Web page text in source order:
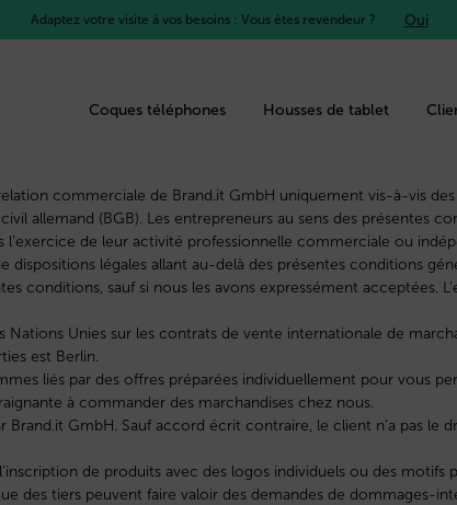
Adaptez votre visite à vos besoins : Vous êtes revendeur ? Oui
Coques téléphones Housses de tablet
commerciale de Brand.it GmbH uniquement vis-à-vis
allemand (BGB). Les entrepreneurs au sens des présentes
de leur activité professionnelle commerciale ou
légales allant au-delà des présentes conditions
conditions, sauf si nous les avons expressément acceptées.
Nations Unies sur les contrats de vente internationale de
est Berlin.
liés par des offres préparées individuellement pour vous
à commander des marchandises chez nous.
Brand.it GmbH. Sauf accord écrit contraire, le client n’a pas
de produits avec des logos individuels ou des
des tiers peuvent faire valoir des demandes de